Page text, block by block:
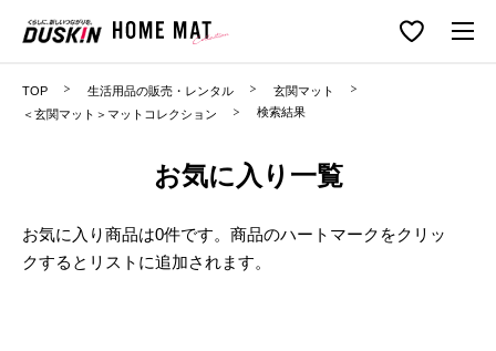
TOP 生活用品の販売・レンタル
玄関マット
＜玄関マット＞マットコレクション
検索結果
お気に入り一覧
お気に入り商品は0件です。商品のハートマークをクリッ
クするとリストに追加されます。